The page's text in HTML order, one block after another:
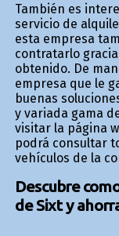
También es
servicio de
esta empresa
contratarlo
obtenido. De
empresa que le
buenas
y variada gama
visitar la página
podrá consultar
vehículos de la
Descubre
de Sixt y